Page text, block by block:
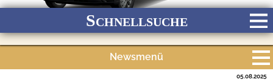
(c) Volkswagen NutzfahrzeugeSchnellsuche
Newsmenü
05.08.2025